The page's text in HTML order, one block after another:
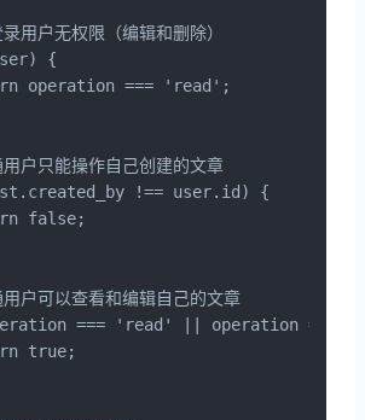
用户无权限（编辑和删除）
{
operation === 'read';
户只能操作自己创建的文章
!== user.id) {
false;
户可以查看和编辑自己的文章
=== 'read' || operation ===
true;